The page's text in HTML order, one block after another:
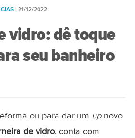
| 21/12/2022
vidro: dê toque
seu banheiro
ou para dar um up novo
de vidro, conta com